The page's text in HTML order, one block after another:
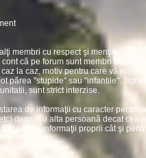
membri cu respect şi menţineţi
că pe forum sunt membri de
la caz, motiv pentru care vă
părea "stupide" sau "infantile".
sunt strict interzise.
de informaţii cu caracter
despre o alta persoană decat cea
pentru informaţii proprii cât şi